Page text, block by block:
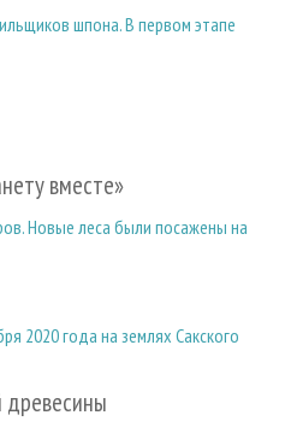
шпона. В первом этапе
вместе»
Новые леса были посажены на
2020 года на землях Сакского
древесины